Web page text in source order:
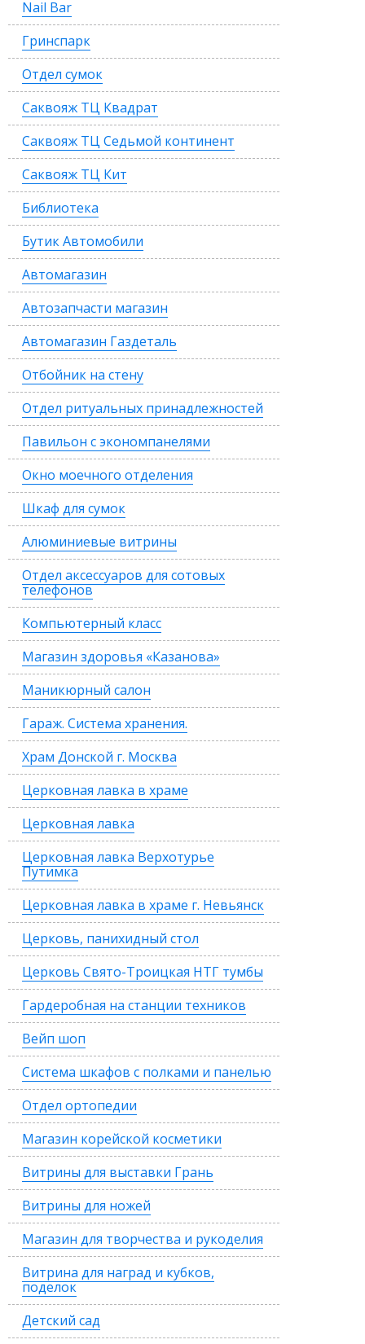
Nail Bar
Гринспарк
Отдел сумок
Саквояж ТЦ Квадрат
Саквояж ТЦ Седьмой континент
Саквояж ТЦ Кит
Библиотека
Бутик Автомобили
Автомагазин
Автозапчасти магазин
Автомагазин Газдеталь
Отбойник на стену
Отдел ритуальных принадлежностей
Павильон с экономпанелями
Окно моечного отделения
Шкаф для сумок
Алюминиевые витрины
Отдел аксессуаров для сотовых
телефонов
Компьютерный класс
Магазин здоровья «Казанова»
Маникюрный салон
Гараж. Система хранения.
Храм Донской г. Москва
Церковная лавка в храме
Церковная лавка
Церковная лавка Верхотурье
Путимка
Церковная лавка в храме г. Невьянск
Церковь, панихидный стол
Церковь Свято-Троицкая НТГ тумбы
Гардеробная на станции техников
Вейп шоп
Система шкафов с полками и панелью
Отдел ортопедии
Магазин корейской косметики
Витрины для выставки Грань
Витрины для ножей
Магазин для творчества и рукоделия
Витрина для наград и кубков,
поделок
Детский сад